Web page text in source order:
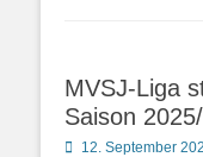
MVSJ-Liga
Saison
Posted
12. September